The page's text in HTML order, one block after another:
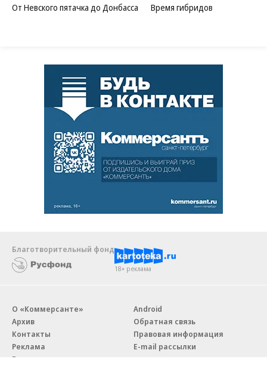
От Невского пятачка до Донбасса Время гибридов
Благотворительный фонд
18+ реклама
О «Коммерсанте»
Архив
Контакты
Реклама
Вакансии
Android
Обратная связь
Правовая информация
E-mail рассылки